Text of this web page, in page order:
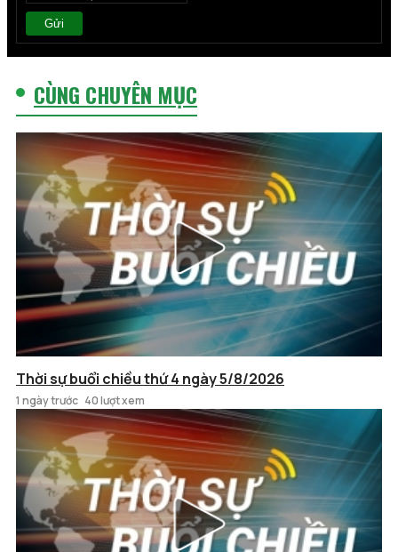
Gửi
CÙNG CHUYÊN MỤC
Thời sự buổi chiều thứ 4 ngày 5/8/2026
1 ngày trước 40 lượt xem